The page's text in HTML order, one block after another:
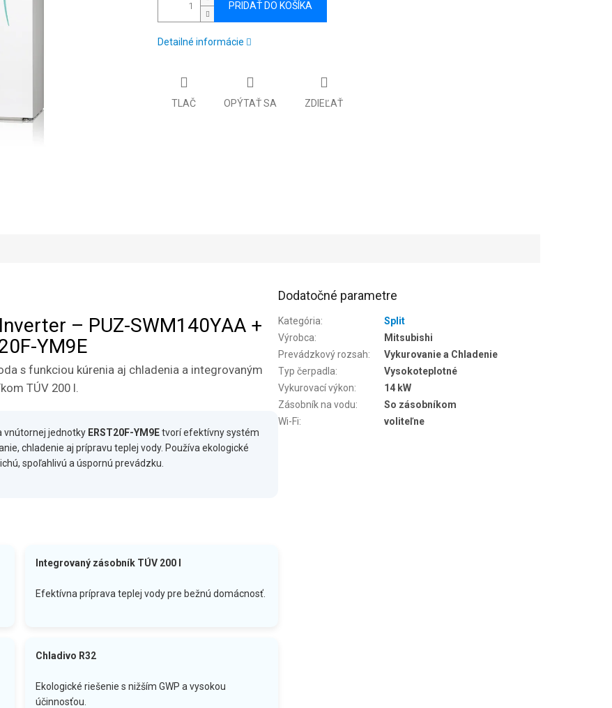
PRIDAŤ DO KOŠÍKA
Detailné informácie
TLAČ OPÝTAŤ SA ZDIEĽAŤ
– PUZ-SWM140YAA +
YM9E
s funkciou kúrenia aj chladenia a integrovaným
TÚV 200 l.
vnútornej jednotky ERST20F-YM9Etvorí efektívny systém
chladenie aj prípravu teplej vody. Používa ekologické
spoľahlivú a úspornú prevádzku.
Integrovaný zásobník TÚV 200 l
Efektívna príprava teplej vody pre bežnú domácnosť.
Chladivo R32
Ekologické riešenie s nižším GWP a vysokou
účinnosťou.
Dodatočné parametre
Kategória:
Split
Výrobca:
Mitsubishi
Prevádzkový rozsah:
Vykurovanie a Chladenie
Typ čerpadla:
Vysokoteplotné
Vykurovací výkon:
14 kW
Zásobník na vodu:
So zásobníkom
Wi-Fi: voliteľne